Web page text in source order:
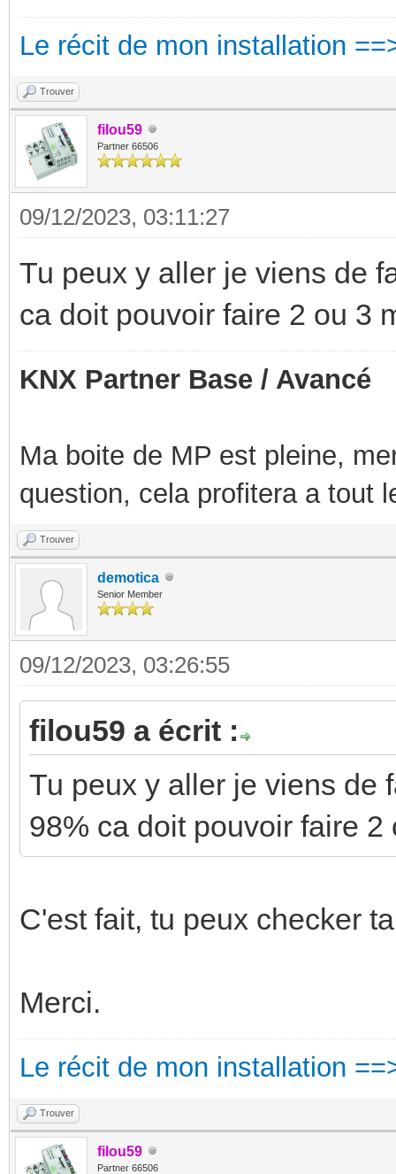
Le récit de mon installation
Trouver
filou59
Partner 66506
09/12/2023, 03:11:27
Tu peux y aller je viens de
ca doit pouvoir faire 2 ou 3
KNX Partner Base / Avancé
Ma boite de MP est pleine,
question, cela profitera a tout
Trouver
demotica
Senior Member
09/12/2023, 03:26:55
filou59 a écrit :
Tu peux y aller je viens de
98% ca doit pouvoir faire 2
C'est fait, tu peux checker
Merci.
Le récit de mon installation
Trouver
filou59
Partner 66506